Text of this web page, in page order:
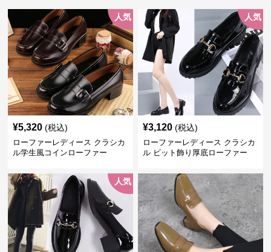
人気
¥5,320 (税込)
ローファーレディース クラシカ
ル学生風コインローファー
人気
¥3,120 (税込)
ローファーレディース クラシカ
ル ビット飾り厚底ローファー
人気